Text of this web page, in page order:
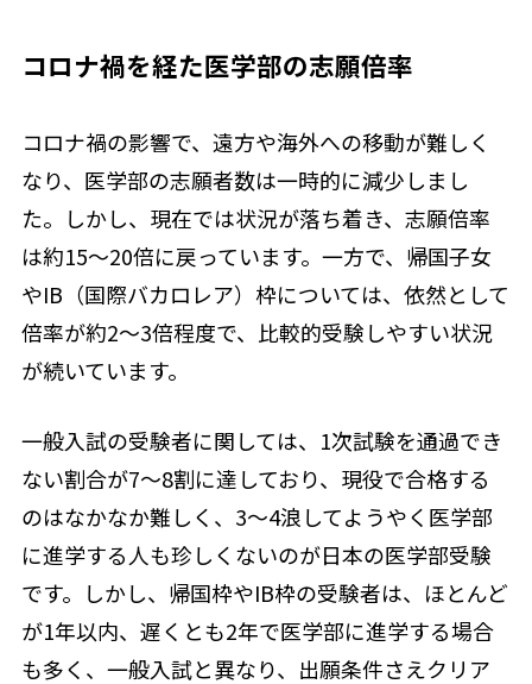
コロナ禍を経た医学部の志願倍率
コロナ禍の影響で、遠方や海外への移動が難しく
なり、医学部の志願者数は一時的に減少しまし
た。しかし、現在では状況が落ち着き、志願倍率
は約15〜20倍に戻っています。一方で、帰国子女
やIB（国際バカロレア）枠については、依然として
倍率が約2〜3倍程度で、比較的受験しやすい状況
が続いています。
一般入試の受験者に関しては、1次試験を通過でき
ない割合が7〜8割に達しており、現役で合格する
のはなかなか難しく、3〜4浪してようやく医学部
に進学する人も珍しくないのが日本の医学部受験
です。しかし、帰国枠やIB枠の受験者は、ほとんど
が1年以内、遅くとも2年で医学部に進学する場合
も多く、一般入試と異なり、出願条件さえクリア